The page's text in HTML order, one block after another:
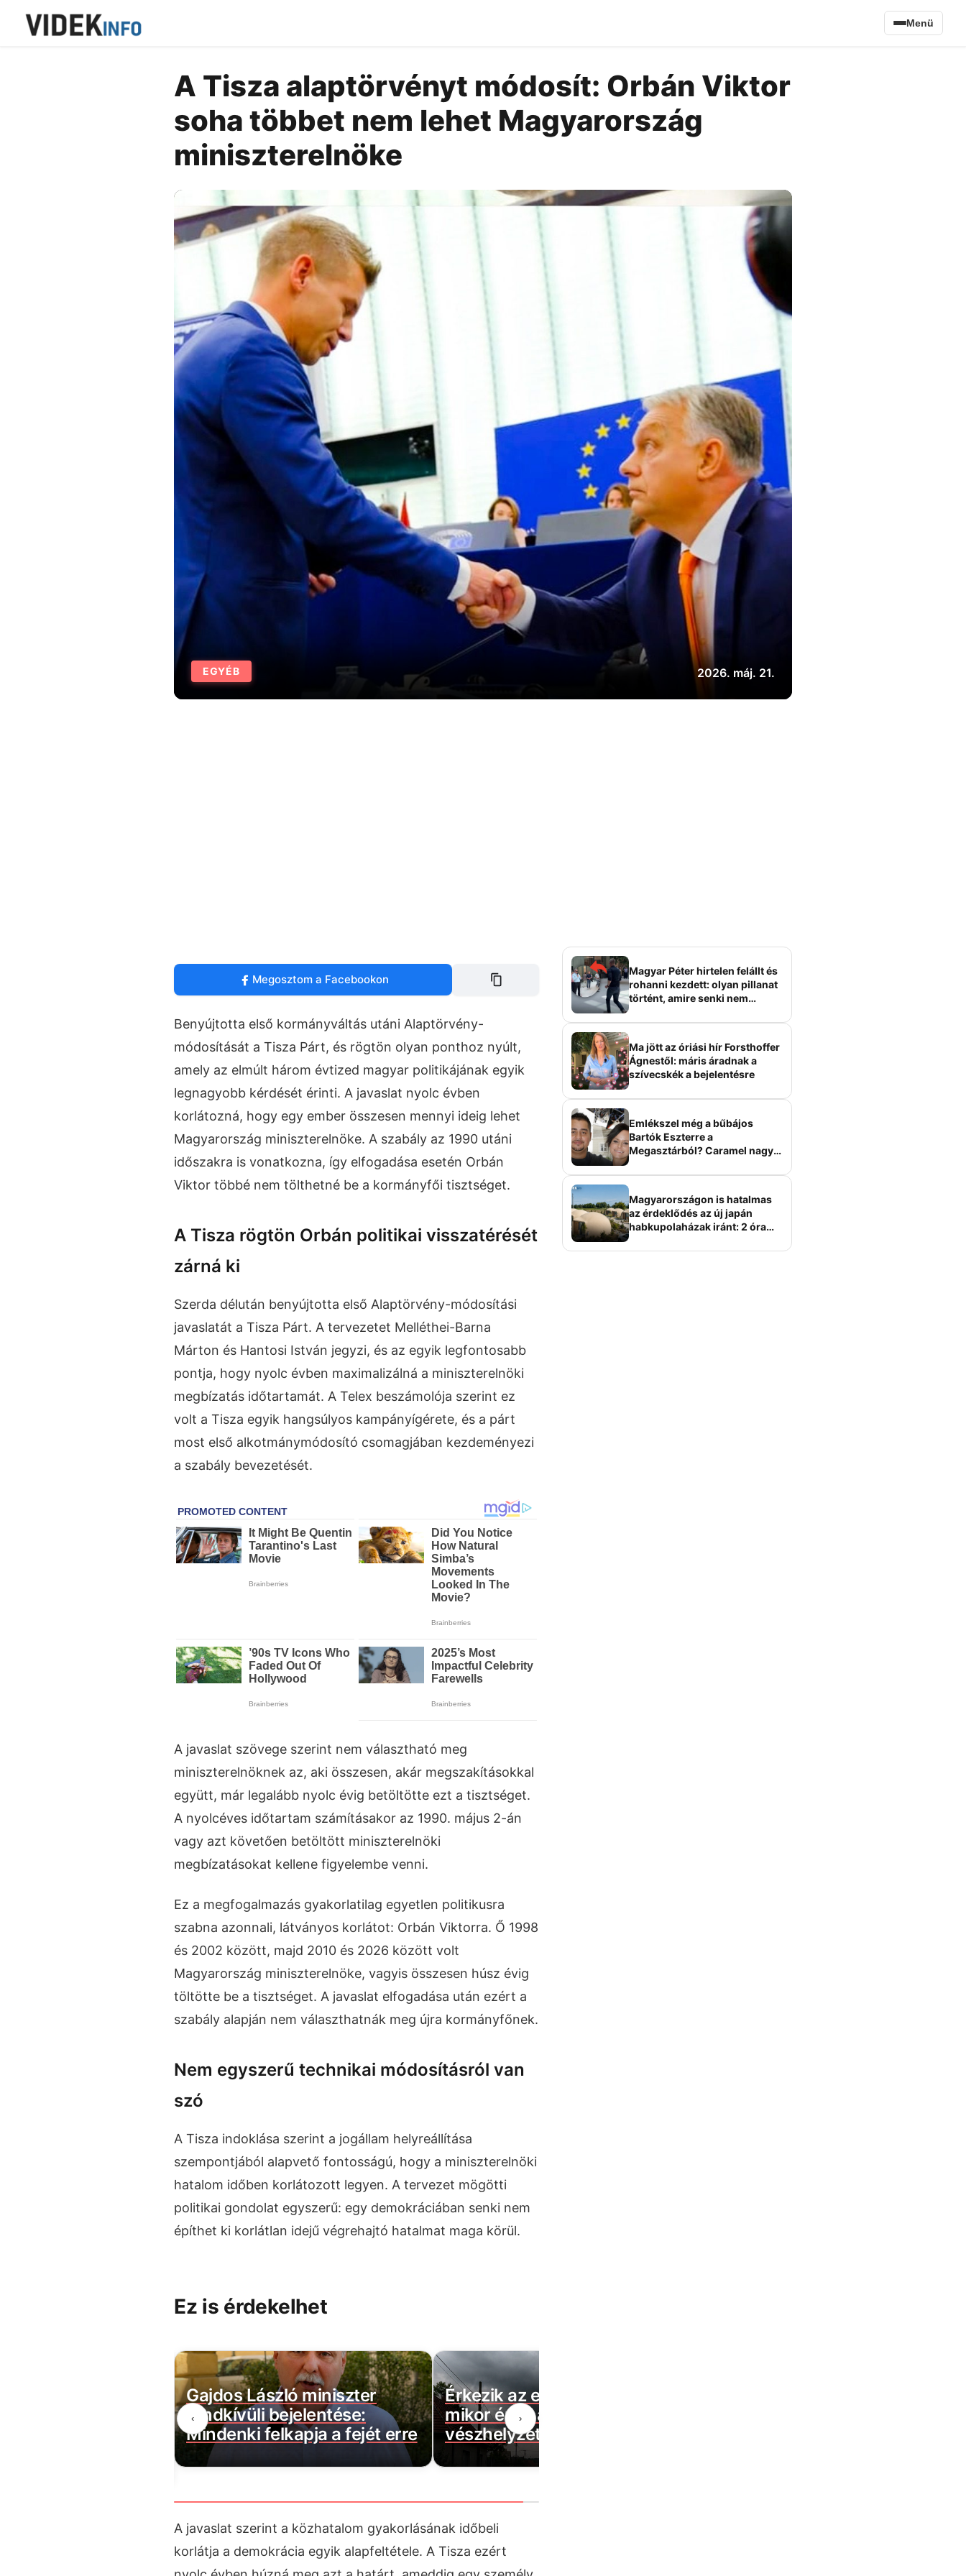
Menü
A Tisza alaptörvényt módosít: Orbán Viktor
soha többet nem lehet Magyarország
miniszterelnöke
EGYÉB 2026. máj. 21.
Megosztom a Facebookon
Benyújtotta első kormányváltás utáni Alaptörvény-
módosítását a Tisza Párt, és rögtön olyan ponthoz nyúlt,
amely az elmúlt három évtized magyar politikájának egyik
legnagyobb kérdését érinti. A javaslat nyolc évben
korlátozná, hogy egy ember összesen mennyi ideig lehet
Magyarország miniszterelnöke. A szabály az 1990 utáni
időszakra is vonatkozna, így elfogadása esetén Orbán
Viktor többé nem tölthetné be a kormányfői tisztséget.
A Tisza rögtön Orbán politikai visszatérését
zárná ki
Szerda délután benyújtotta első Alaptörvény-módosítási
javaslatát a Tisza Párt. A tervezetet Melléthei-Barna
Márton és Hantosi István jegyzi, és az egyik legfontosabb
pontja, hogy nyolc évben maximalizálná a miniszterelnöki
megbízatás időtartamát. A Telex beszámolója szerint ez
volt a Tisza egyik hangsúlyos kampányígérete, és a párt
most első alkotmánymódosító csomagjában kezdeményezi
a szabály bevezetését.
A javaslat szövege szerint nem választható meg
miniszterelnöknek az, aki összesen, akár megszakításokkal
együtt, már legalább nyolc évig betöltötte ezt a tisztséget.
A nyolcéves időtartam számításakor az 1990. május 2-án
vagy azt követően betöltött miniszterelnöki
megbízatásokat kellene figyelembe venni.
Ez a megfogalmazás gyakorlatilag egyetlen politikusra
szabna azonnali, látványos korlátot: Orbán Viktorra. Ő 1998
és 2002 között, majd 2010 és 2026 között volt
Magyarország miniszterelnöke, vagyis összesen húsz évig
töltötte be a tisztséget. A javaslat elfogadása után ezért a
szabály alapján nem választhatnák meg újra kormányfőnek.
Nem egyszerű technikai módosításról van
szó
A Tisza indoklása szerint a jogállam helyreállítása
szempontjából alapvető fontosságú, hogy a miniszterelnöki
hatalom időben korlátozott legyen. A tervezet mögötti
politikai gondolat egyszerű: egy demokráciában senki nem
építhet ki korlátlan idejű végrehajtó hatalmat maga körül.
Ez is érdekelhet
‹
Érkezik az eső, már látni
mikor éri el az országot, de a
vészhelyzet marad!
Lemondott egy újabb
Fideszes képviselő a
parlamentben
›
A javaslat szerint a közhatalom gyakorlásának időbeli
korlátja a demokrácia egyik alapfeltétele. A Tisza ezért
Magyar Péter hirtelen felállt és
rohanni kezdett: olyan pillanat
történt, amire senki nem
Ma jött az óriási hír Forsthoffer
Ágnestől: máris áradnak a
szívecskék a bejelentésre
Emlékszel még a bűbájos
Bartók Eszterre a
Megasztárból? Caramel nagy
Magyarországon is hatalmas
az érdeklődés az új japán
habkupolaházak iránt: 2 óra
elképesztő áron hirdetik őket